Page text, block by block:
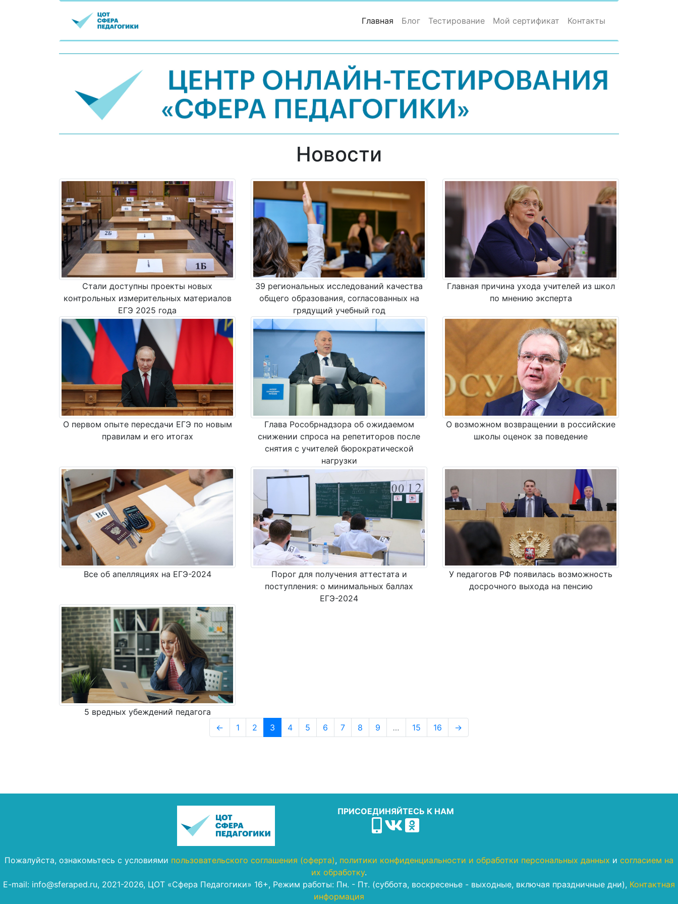
Главная (current)
Блог Тестирование Мой сертификат Контакты
Новости
Стали доступны проекты новых
контрольных измерительных материалов
ЕГЭ 2025 года
39 региональных исследований качества
общего образования, согласованных на
грядущий учебный год
Главная причина ухода учителей из школ
по мнению эксперта
О первом опыте пересдачи ЕГЭ по новым
правилам и его итогах
Глава Рособрнадзора об ожидаемом
снижении спроса на репетиторов после
снятия с учителей бюрократической
нагрузки
О возможном возвращении в российские
школы оценок за поведение
Все об апелляциях на ЕГЭ-2024
Порог для получения аттестата и
поступления: о минимальных баллах
ЕГЭ-2024
У педагогов РФ появилась возможность
досрочного выхода на пенсию
5 вредных убеждений педагога
←
1 2 3 4 5 6 7 8 9 … 15 16 →
ПРИСОЕДИНЯЙТЕСЬ К НАМ
Пожалуйста, ознакомьтесь с условиями пользовательского соглашения (оферта), политики конфиденциальности и обработки персональных данных и согласием на
их обработку.
E-mail: info@sferaped.ru, 2021-2026, ЦОТ «Сфера Педагогики» 16+, Режим работы: Пн. - Пт. (суббота, воскресенье - выходные, включая праздничные дни), Контактная
информация